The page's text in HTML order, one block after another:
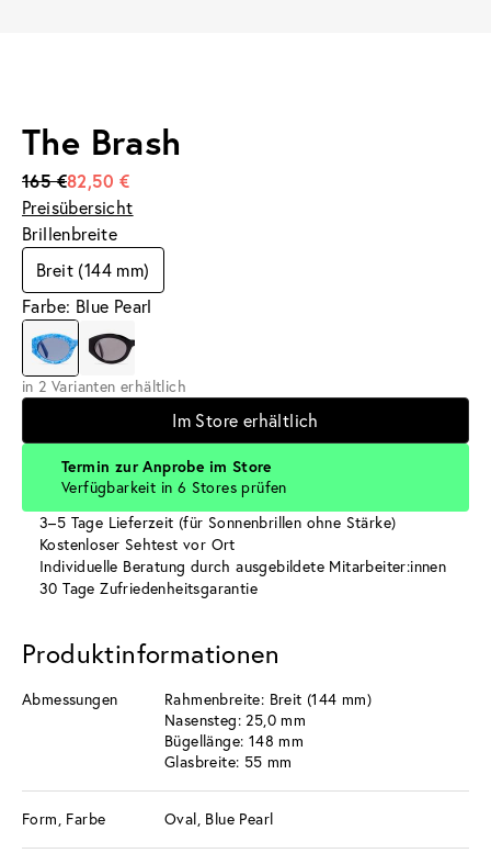
The Brash
165 €82,50 €
Preisübersicht
Brillenbreite
Breit (144 mm)
Farbe: Blue Pearl
in 2 Varianten erhältlich
Im Store erhältlich
Termin zur Anprobe im Store
Verfügbarkeit in 6 Stores prüfen
3–5 Tage Lieferzeit (für Sonnenbrillen ohne Stärke)
Kostenloser Sehtest vor Ort
Individuelle Beratung durch ausgebildete Mitarbeiter:innen
30 Tage Zufriedenheitsgarantie
Produktinformationen
Abmessungen
Rahmenbreite: Breit (144 mm)
Nasensteg: 25,0 mm
Bügellänge: 148 mm
Glasbreite: 55 mm
Form, Farbe Oval, Blue Pearl